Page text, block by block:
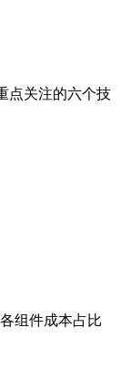
点关注的六个技
组件成本占比